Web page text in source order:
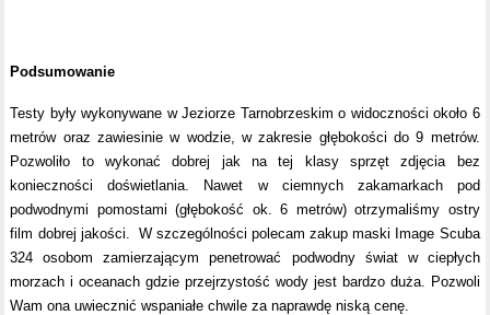
Podsumowanie
Testy były wykonywane w Jeziorze Tarnobrzeskim o widoczności około 6
metrów oraz zawiesinie w wodzie, w zakresie głębokości do 9 metrów.
Pozwoliło to wykonać dobrej jak na tej klasy sprzęt zdjęcia bez
konieczności doświetlania. Nawet w ciemnych zakamarkach pod
podwodnymi pomostami (głębokość ok. 6 metrów) otrzymaliśmy ostry
film dobrej jakości. W szczególności polecam zakup maski Image Scuba
324 osobom zamierzającym penetrować podwodny świat w ciepłych
morzach i oceanach gdzie przejrzystość wody jest bardzo duża. Pozwoli
Wam ona uwiecznić wspaniałe chwile za naprawdę niską cenę.